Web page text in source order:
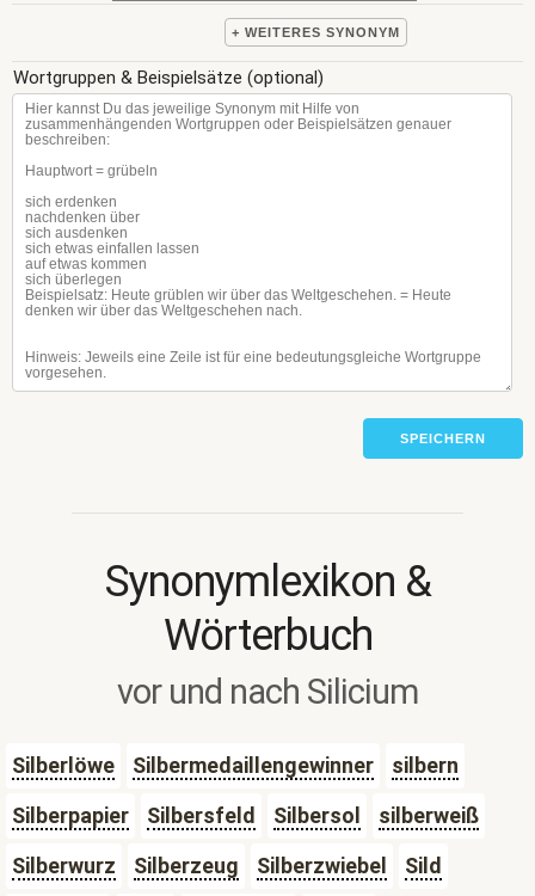
+ WEITERES SYNONYM
Wortgruppen & Beispielsätze (optional)
SPEICHERN
Synonymlexikon &
Wörterbuch
vor und nach Silicium
Silberlöwe Silbermedaillengewinner
silbern
Silberpapier
Silbersfeld Silbersol
silberweiß
Silberwurz
Silberzeug Silberzwiebel
Sild